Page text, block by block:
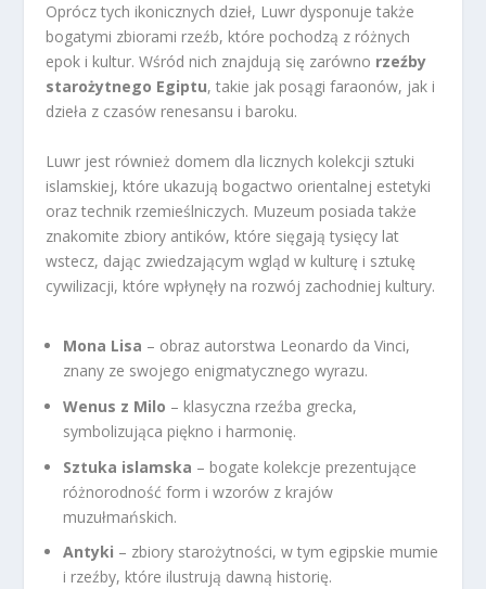
Oprócz tych ikonicznych dzieł, Luwr dysponuje także
bogatymi zbiorami rzeźb, które pochodzą z różnych
epok i kultur. Wśród nich znajdują się zarówno rzeźby
starożytnego Egiptu, takie jak posągi faraonów, jak i
dzieła z czasów renesansu i baroku.
Luwr jest również domem dla licznych kolekcji sztuki
islamskiej, które ukazują bogactwo orientalnej estetyki
oraz technik rzemieślniczych. Muzeum posiada także
znakomite zbiory antików, które sięgają tysięcy lat
wstecz, dając zwiedzającym wgląd w kulturę i sztukę
cywilizacji, które wpłynęły na rozwój zachodniej kultury.
Mona Lisa – obraz autorstwa Leonardo da Vinci,
znany ze swojego enigmatycznego wyrazu.
Wenus z Milo – klasyczna rzeźba grecka,
symbolizująca piękno i harmonię.
Sztuka islamska – bogate kolekcje prezentujące
różnorodność form i wzorów z krajów
muzułmańskich.
Antyki – zbiory starożytności, w tym egipskie mumie
i rzeźby, które ilustrują dawną historię.